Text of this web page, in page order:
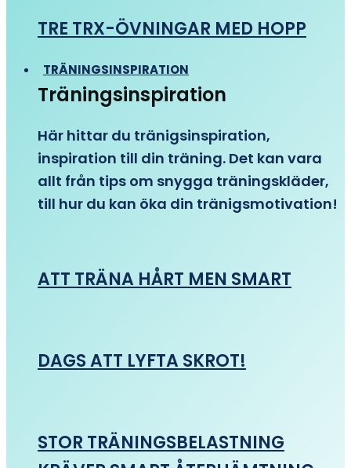
TRE TRX-ÖVNINGAR MED HOPP
TRÄNINGSINSPIRATION
Träningsinspiration
Här hittar du tränigsinspiration,
inspiration till din träning. Det kan vara
allt från tips om snygga träningskläder,
till hur du kan öka din tränigsmotivation!
ATT TRÄNA HÅRT MEN SMART
DAGS ATT LYFTA SKROT!
STOR TRÄNINGSBELASTNING